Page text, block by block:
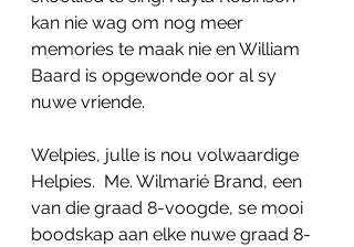
kan nie wag om nog meer
memories te maak nie en William
Baard is opgewonde oor al sy
nuwe vriende.
Welpies, julle is nou volwaardige
Helpies.  Me. Wilmarié Brand, een
van die graad 8-voogde, se mooi
boodskap aan elke nuwe graad 8-